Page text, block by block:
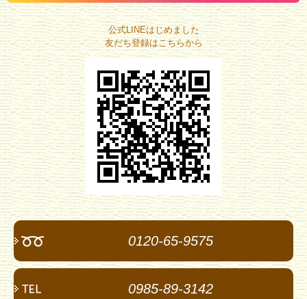
公式LINEはじめました
友だち登録はこちらから
0120-65-9575
0985-89-3142